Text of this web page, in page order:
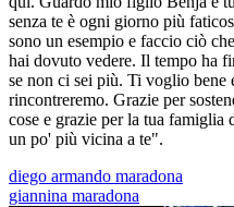
senza te è ogni giorno più
sono un esempio e faccio ciò
hai dovuto vedere. Il tempo ha
se non ci sei più. Ti voglio bene
rincontreremo. Grazie per
cose e grazie per la tua
un po' più vicina a te".
diego armando maradona
giannina maradona